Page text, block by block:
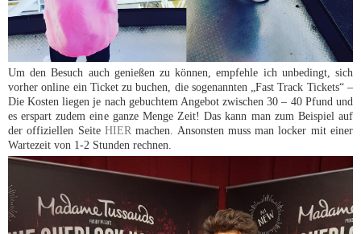
Um den Besuch auch genießen zu können, empfehle ich unbedingt, sich
vorher online ein Ticket zu buchen, die sogenannten „Fast Track Tickets“ –
Die Kosten liegen je nach gebuchtem Angebot zwischen 30 – 40 Pfund und
es erspart zudem eine ganze Menge Zeit! Das kann man zum Beispiel auf
der offiziellen Seite HIER machen. Ansonsten muss man locker mit einer
Wartezeit von 1-2 Stunden rechnen.